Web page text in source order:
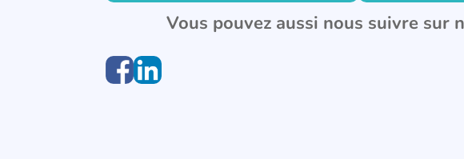
Vous pouvez aussi nous suivre sur